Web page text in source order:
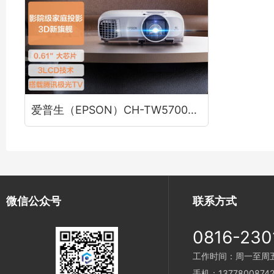
爱普生（EPSON）CH-TW5700TX投影仪 3LCD智能家庭影院投影机租赁（1080P 2700流明 智能系统）
微信公众号 联系方式
0816-
工作时间：周一至